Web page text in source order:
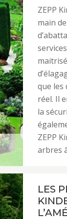
ZEPP
main
que les
réel. Il
la
ZEPP
arbres
LES